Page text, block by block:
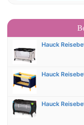
Hauck
Hauck
Hauck